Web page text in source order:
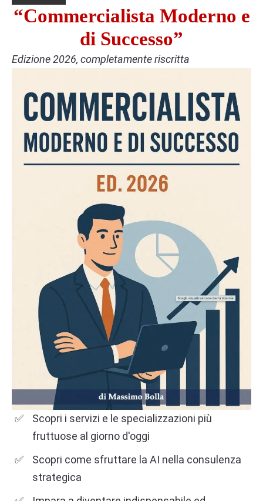
“Commercialista Moderno e
di Successo”
Edizione 2026, completamente riscritta
Scopri i servizi e le specializzazioni più
fruttuose al giorno d'oggi
Scopri come sfruttare la AI nella consulenza
strategica